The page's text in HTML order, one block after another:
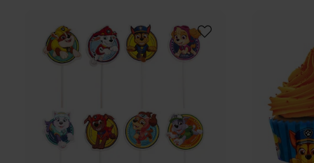
Aufmerksamkeit bei Kindern beeinträchtigen.
Nährwertangaben pro 100 g: Energie 1530 kJ / 366
Fett 1,1 g, davon gesättigte Fettsäuren 0,2 g,
Kohlenhydrate 88,0 g, davon Zucker 0,0 g, Eiweiß